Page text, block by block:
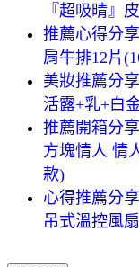
『超吸晴』
推薦心得分
肩牛排12片
美妝推薦分
活露+乳+白
推薦開箱分
方塊情人 情
款)
心得推薦分
吊式溫控風扇